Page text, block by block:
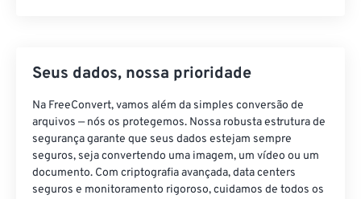
Seus dados, nossa prioridade
Na FreeConvert, vamos além da simples conversão de
arquivos — nós os protegemos. Nossa robusta estrutura de
segurança garante que seus dados estejam sempre
seguros, seja convertendo uma imagem, um vídeo ou um
documento. Com criptografia avançada, data centers
seguros e monitoramento rigoroso, cuidamos de todos os